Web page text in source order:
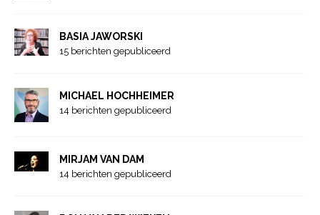
BASIA JAWORSKI
15 berichten gepubliceerd
MICHAEL HOCHHEIMER
14 berichten gepubliceerd
MIRJAM VAN DAM
14 berichten gepubliceerd